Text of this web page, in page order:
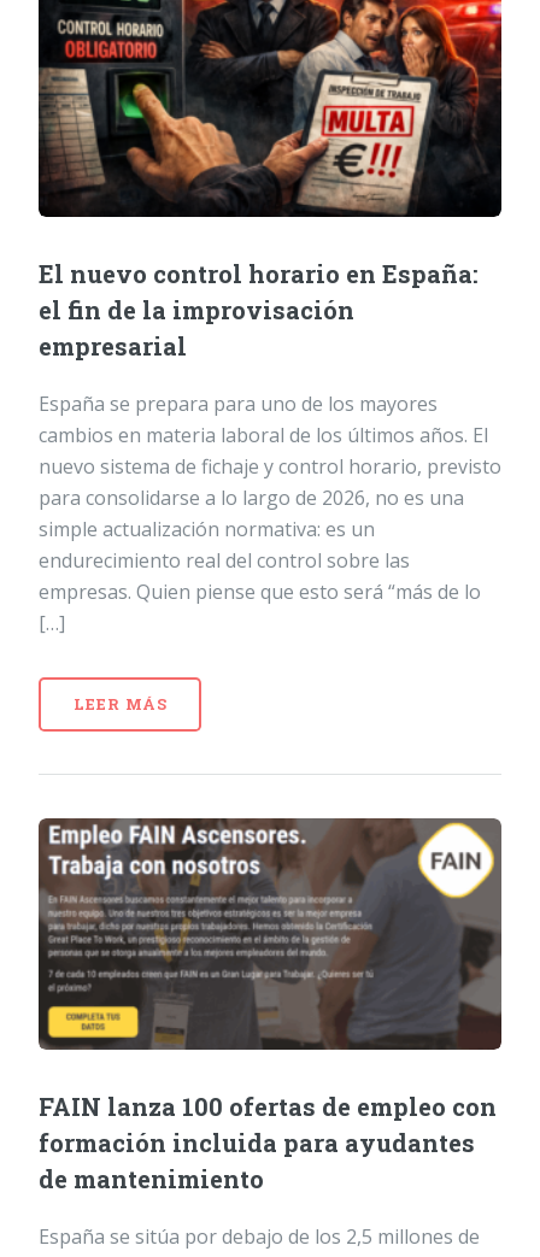
El nuevo control horario en España:
el fin de la improvisación
empresarial
España se prepara para uno de los mayores
cambios en materia laboral de los últimos años. El
nuevo sistema de fichaje y control horario, previsto
para consolidarse a lo largo de 2026, no es una
simple actualización normativa: es un
endurecimiento real del control sobre las
empresas. Quien piense que esto será “más de lo
[…]
LEER MÁS
FAIN lanza 100 ofertas de empleo con
formación incluida para ayudantes
de mantenimiento
España se sitúa por debajo de los 2,5 millones de